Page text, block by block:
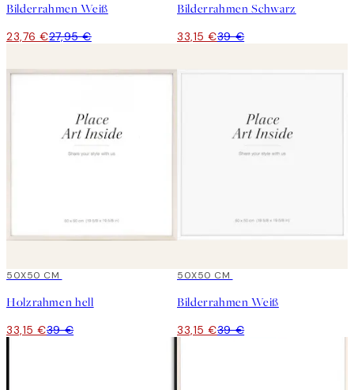
Bilderrahmen Weiß
23,76 €27,95 €
Bilderrahmen Schwarz
33,15 €39 €
15%*
50X50 CM
Holzrahmen hell
33,15 €39 €
15%*
50X50 CM
Bilderrahmen Weiß
33,15 €39 €